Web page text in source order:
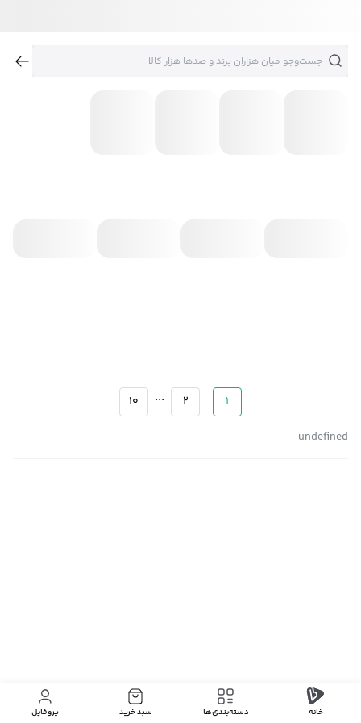
1
2
...
10
undefined
خانه دسته‌بندی‌‌ها سبد خرید پروفایل